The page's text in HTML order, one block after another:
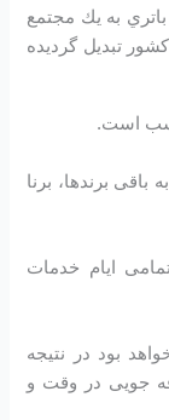
به يك مجتمع
تبديل گرديده
است.
باقی برندها، برنا
ایام خدمات
بود در نتیجه
جویی در وقت و